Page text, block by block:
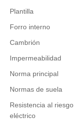
Plantilla
Forro interno
Cambrión
Impermeabilidad
Norma principal
Normas de suela
Resistencia al riesgo
eléctrico